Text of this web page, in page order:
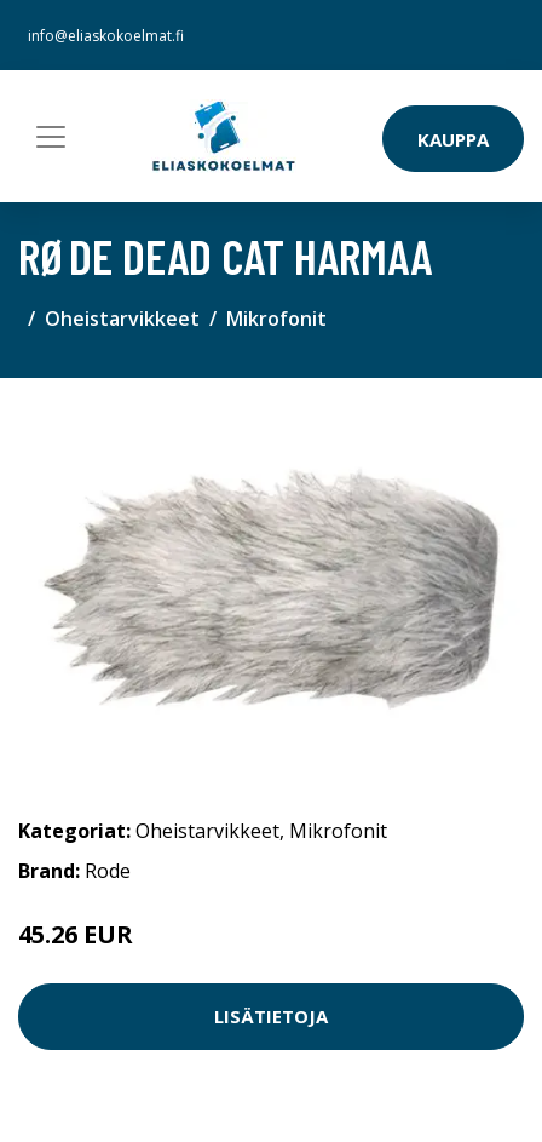
info@eliaskokoelmat.fi
KAUPPA
RØDE DEAD CAT HARMAA
Oheistarvikkeet Mikrofonit
Kategoriat:Oheistarvikkeet, Mikrofonit
Brand: Rode
45.26 EUR
LISÄTIETOJA